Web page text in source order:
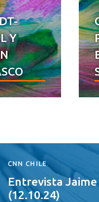
Y
CNN CHILE
Entrevista Jaime
(12.10.24)